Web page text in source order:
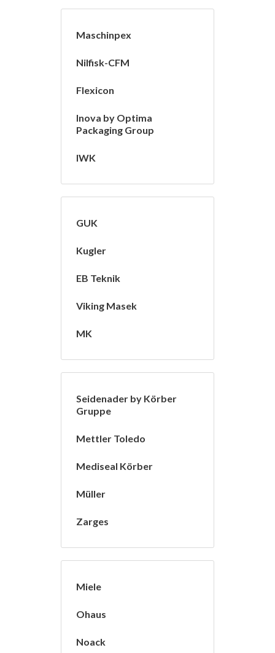
Maschinpex
Nilfisk-CFM
Flexicon
Inova by Optima
Packaging Group
IWK
GUK
Kugler
EB Teknik
Viking Masek
MK
Seidenader by Körber
Gruppe
Mettler Toledo
Mediseal Körber
Müller
Zarges
Miele
Ohaus
Noack